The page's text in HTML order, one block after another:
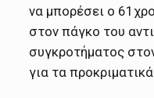
να μπορέσει ο
στον πάγκο του
συγκροτήματος
για τα